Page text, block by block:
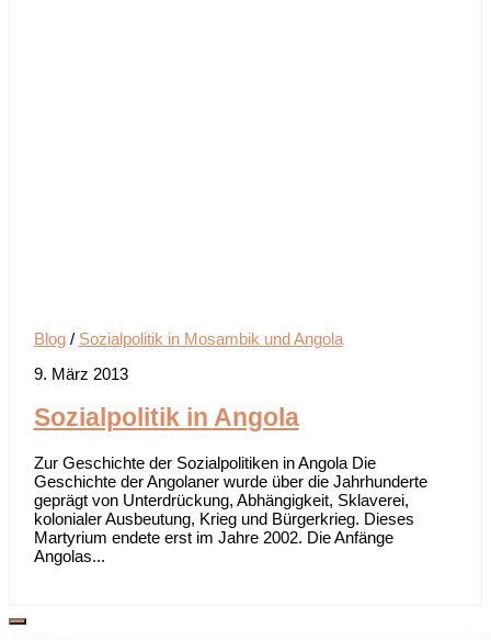
Blog/ Sozialpolitik in Mosambik und Angola
9. März 2013
Sozialpolitik in Angola
Zur Geschichte der Sozialpolitiken in Angola Die
Geschichte der Angolaner wurde über die Jahrhunderte
geprägt von Unterdrückung, Abhängigkeit, Sklaverei,
kolonialer Ausbeutung, Krieg und Bürgerkrieg. Dieses
Martyrium endete erst im Jahre 2002. Die Anfänge
Angolas...